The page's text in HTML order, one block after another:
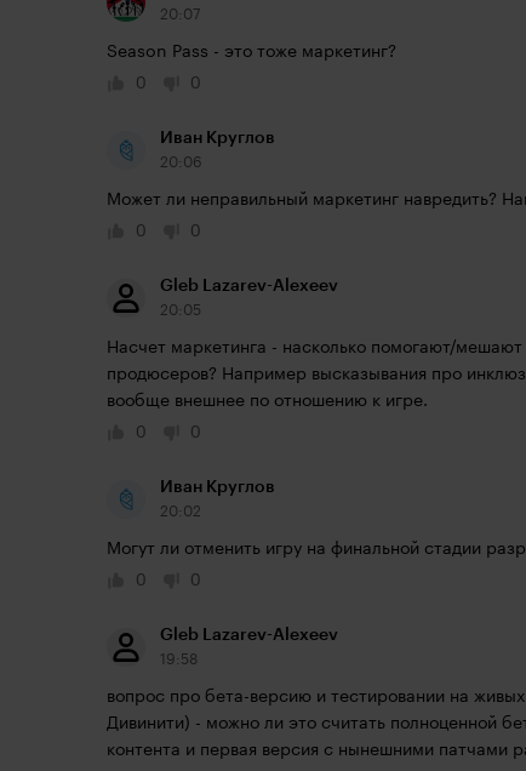
20:07
Season Pass - это тоже маркетинг?
0
0
Иван Круглов
20:06
Может ли неправильный маркетинг навредить?
0
0
Gleb Lazarev-Alexeev
20:05
Насчет маркетинга - насколько помогают/
продюсеров? Например высказывания про
вообще внешнее по отношению к игре.
0
0
Иван Круглов
20:02
Могут ли отменить игру на финальной стадии
0
0
Gleb Lazarev-Alexeev
19:58
вопрос про бета-версию и тестировании на
Дивинити) - можно ли это считать полноценной
контента и первая версия с нынешними патчами